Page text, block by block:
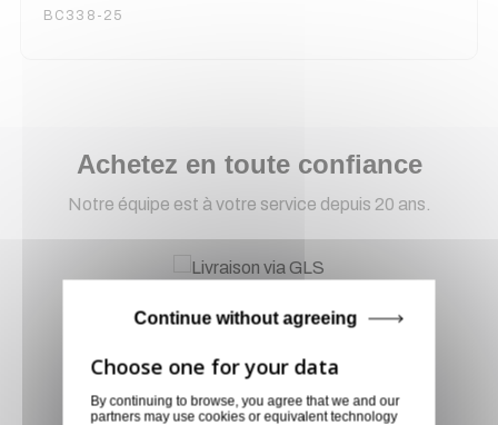
BC338-25
Achetez en toute confiance
Notre équipe est à votre service depuis 20 ans.
directement en magasin ou
dans les points relais de notre
By continuing to browse, you agree that we and our
partners may use cookies or equivalent technology
Continue without agreeing